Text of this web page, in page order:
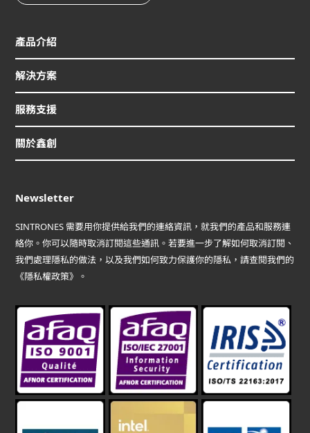
產品介紹
解決方案
服務支援
關於鑫創
Newsletter
SINTRONES 需要用你提供給我們的連絡資訊，就我們的產品和服務連
絡你。你可以隨時取消訂閱這些通訊。若要進一步了解如何取消訂閱、
我們處理隱私的做法，以及我們如何致力保護你的隱私，請查閱我們的
《隱私權政策》。